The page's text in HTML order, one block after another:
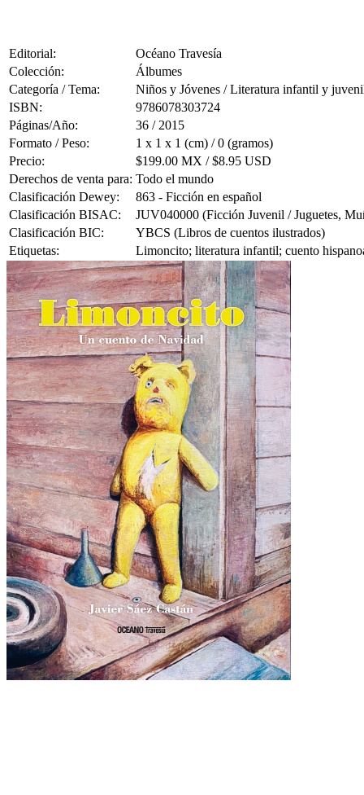
Editorial:
Océano Travesía
Colección:
Álbumes
Categoría / Tema:
Niños y Jóvenes / Literatura infantil y
ISBN:
9786078303724
Páginas/Año:
36 / 2015
Formato / Peso:
1 x 1 x 1 (cm) / 0 (gramos)
Precio:
$199.00 MX / $8.95 USD
Derechos de venta para: Todo el mundo
Clasificación Dewey:
863 - Ficción en español
Clasificación BISAC:
JUV040000 (Ficción Juvenil / Juguetes,
Clasificación BIC:
YBCS (Libros de cuentos ilustrados)
Etiquetas:
Limoncito; literatura infantil; cuento